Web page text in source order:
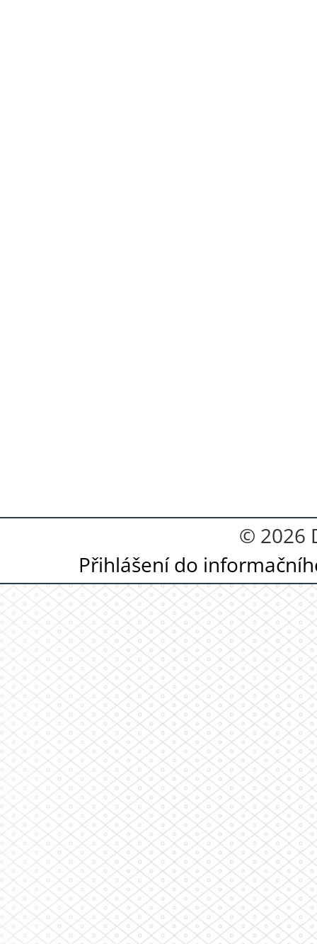
© 2026
Přihlášení do